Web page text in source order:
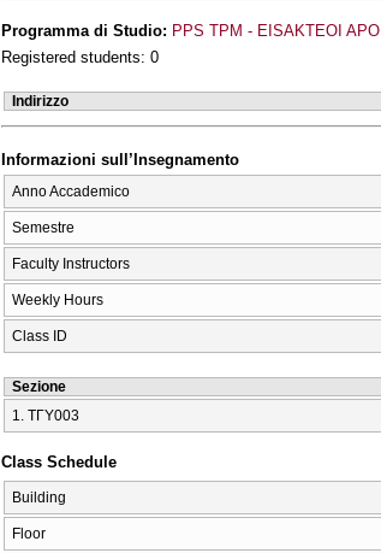
Programma di Studio: PPS TPM - EISAKTEOI
Registered students: 0
Indirizzo
Informazioni sull’Insegnamento
Anno Accademico
Semestre
Faculty Instructors
Weekly Hours
Class ID
Sezione
1. ΤΓΥ003
Class Schedule
Building
Floor